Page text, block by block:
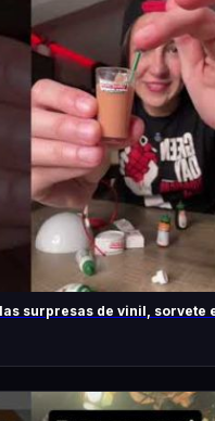
surpresas de vinil, sorvete